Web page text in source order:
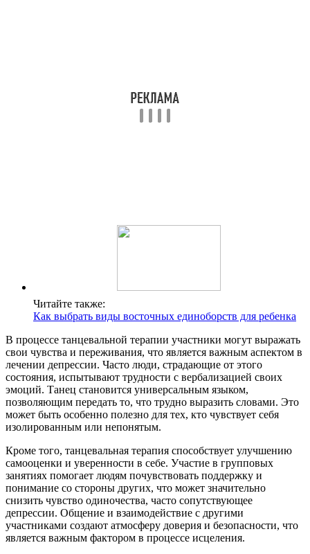
Читайте также:
Как выбрать виды восточных единоборств для ребенка
В процессе танцевальной терапии участники могут выражать
свои чувства и переживания, что является важным аспектом в
лечении депрессии. Часто люди, страдающие от этого
состояния, испытывают трудности с вербализацией своих
эмоций. Танец становится универсальным языком,
позволяющим передать то, что трудно выразить словами. Это
может быть особенно полезно для тех, кто чувствует себя
изолированным или непонятым.
Кроме того, танцевальная терапия способствует улучшению
самооценки и уверенности в себе. Участие в групповых
занятиях помогает людям почувствовать поддержку и
понимание со стороны других, что может значительно
снизить чувство одиночества, часто сопутствующее
депрессии. Общение и взаимодействие с другими
участниками создают атмосферу доверия и безопасности, что
является важным фактором в процессе исцеления.